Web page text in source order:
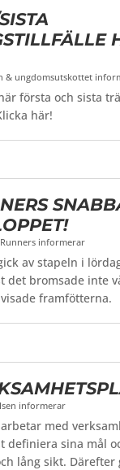
& ungdomsutskottet
första och sista
här!
informerar
av stapeln i
det bromsade inte
framfötterna.
informerar
med
definiera sina mål
lång sikt. Därefter